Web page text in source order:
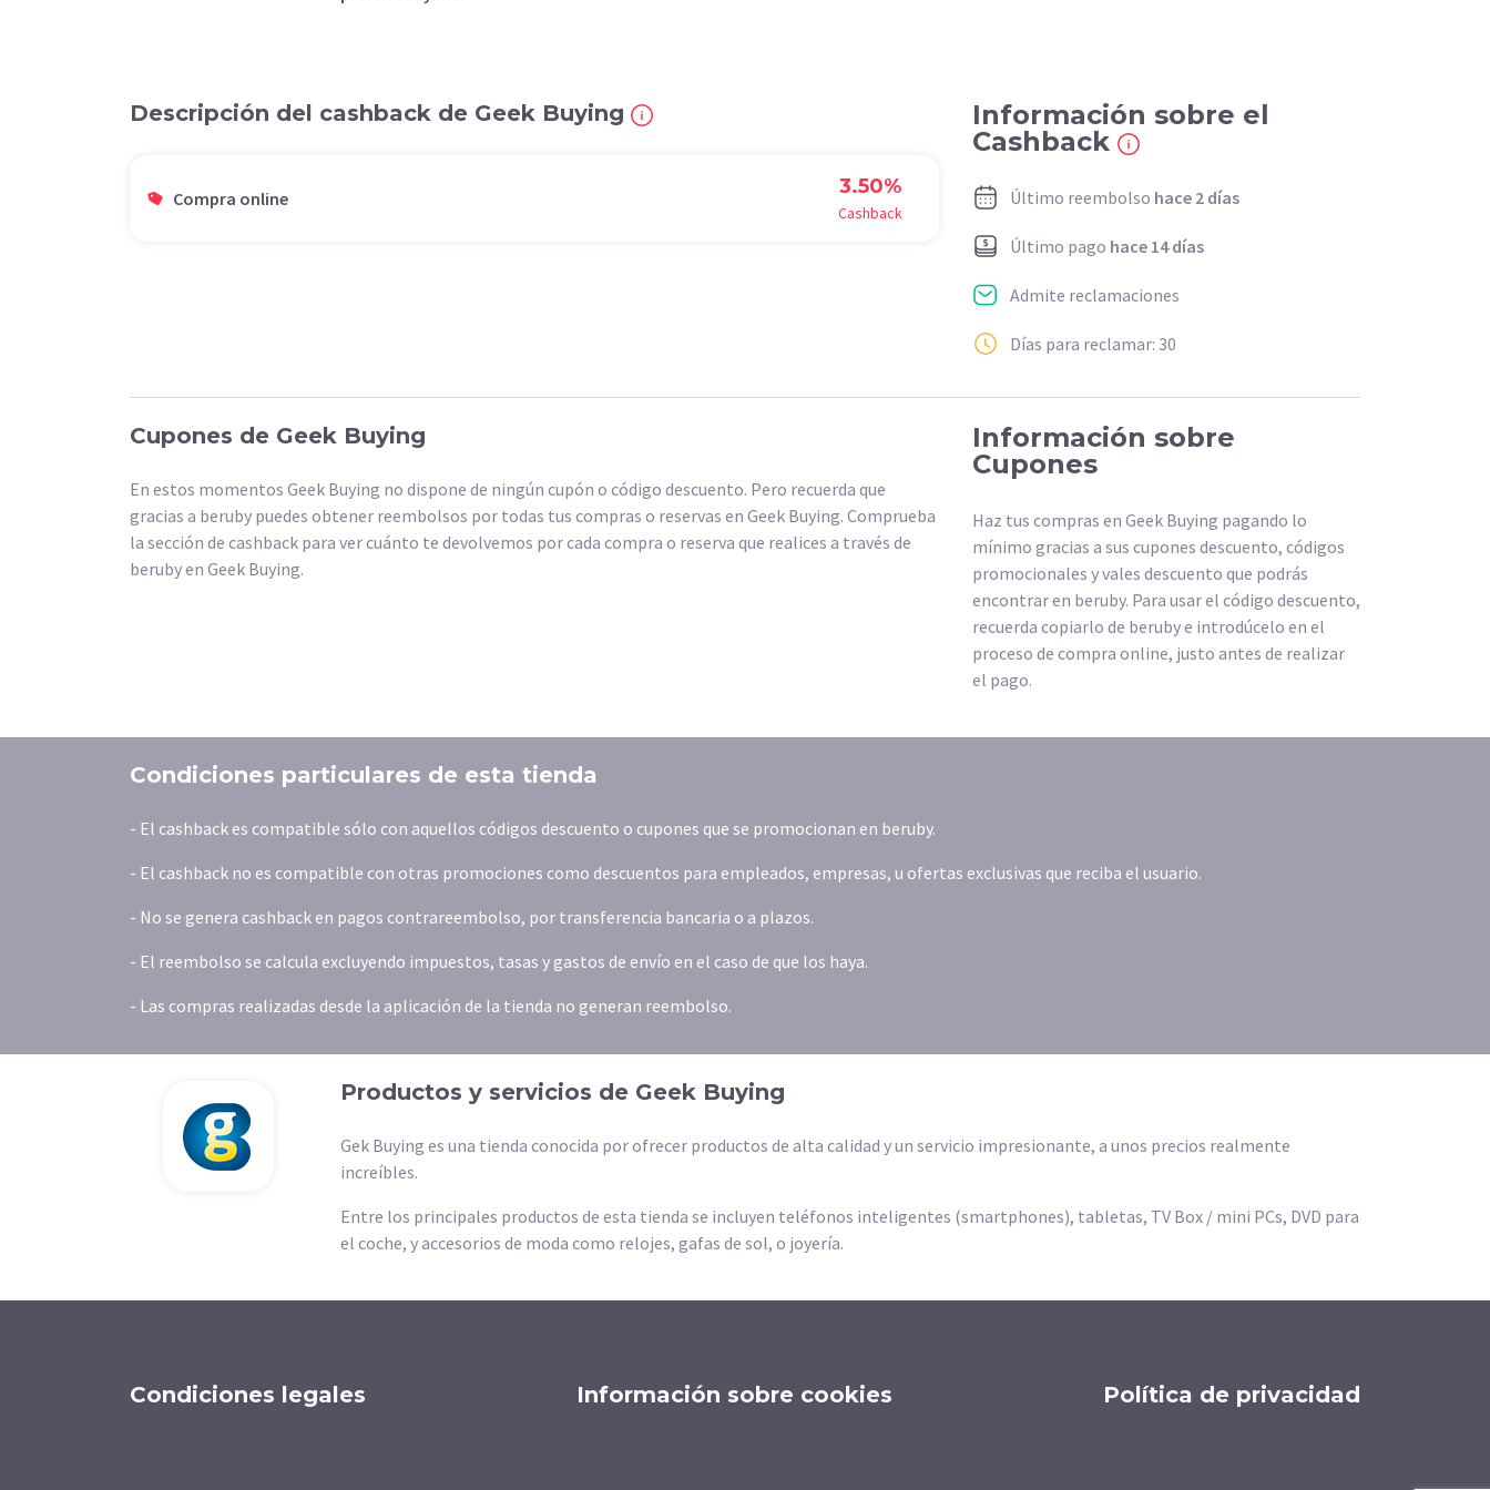
Descripción del cashback de Geek Buying
Compra online 3.50%
Cashback
Información sobre el
Cashback
Último reembolso hace 2 días
Último pago hace 14 días
Admite reclamaciones
Días para reclamar: 30
Cupones de Geek Buying
En estos momentos Geek Buying no dispone de ningún cupón o código descuento. Pero recuerda que
gracias a beruby puedes obtener reembolsos por todas tus compras o reservas en Geek Buying. Comprueba
la sección de cashback para ver cuánto te devolvemos por cada compra o reserva que realices a través de
beruby en Geek Buying.
Información sobre
Cupones
Haz tus compras en Geek Buying pagando lo
mínimo gracias a sus cupones descuento, códigos
promocionales y vales descuento que podrás
encontrar en beruby. Para usar el código descuento,
recuerda copiarlo de beruby e introdúcelo en el
proceso de compra online, justo antes de realizar
el pago.
Condiciones particulares de esta tienda
- El cashback es compatible sólo con aquellos códigos descuento o cupones que se promocionan en beruby.
- El cashback no es compatible con otras promociones como descuentos para empleados, empresas, u ofertas exclusivas que reciba el usuario.
- No se genera cashback en pagos contrareembolso, por transferencia bancaria o a plazos.
- El reembolso se calcula excluyendo impuestos, tasas y gastos de envío en el caso de que los haya.
- Las compras realizadas desde la aplicación de la tienda no generan reembolso.
Productos y servicios de Geek Buying
Gek Buying es una tienda conocida por ofrecer productos de alta calidad y un servicio impresionante, a unos precios realmente
increíbles.
Entre los principales productos de esta tienda se incluyen teléfonos inteligentes (smartphones), tabletas, TV Box / mini PCs, DVD para
el coche, y accesorios de moda como relojes, gafas de sol, o joyería.
Condiciones legales Información sobre cookies Política de privacidad